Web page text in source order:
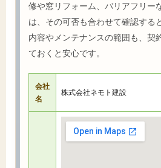
修や窓リフォーム、バリアフリー
は、その可否も合わせて確認する
内容やメンテナンスの範囲も、契
ておくと安心です。
会社
名
株式会社ネモト建設